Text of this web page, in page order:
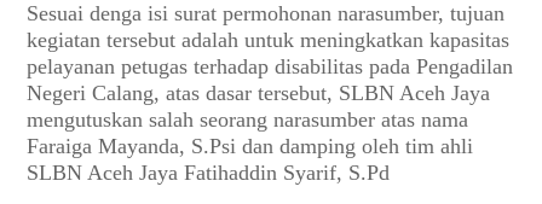
Sesuai denga isi surat permohonan narasumber, tujuan
kegiatan tersebut adalah untuk meningkatkan kapasitas
pelayanan petugas terhadap disabilitas pada Pengadilan
Negeri Calang, atas dasar tersebut, SLBN Aceh Jaya
mengutuskan salah seorang narasumber atas nama
Faraiga Mayanda, S.Psi dan damping oleh tim ahli
SLBN Aceh Jaya Fatihaddin Syarif, S.Pd